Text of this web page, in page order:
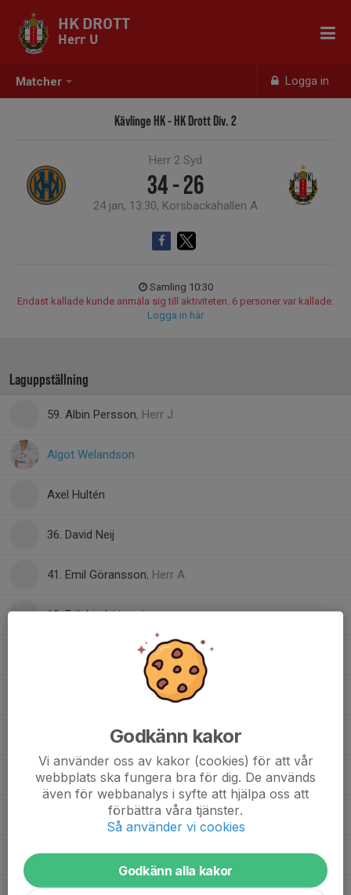
Matcher Logga in
HK DROTT
Herr U
Kävlinge HK - HK Drott Div. 2
Herr 2 Syd
34 - 26
24 jan, 13:30, Korsbackahallen A
Samling 10:30
Endast kallade kunde anmäla sig till aktiviteten. 6 personer var kallade.
Logga in här
Laguppställning
59. Albin Persson, Herr J
Algot Welandson
Axel Hultén
36. David Neij
41. Emil Göransson, Herr A
60. Erik Lind, Herr J
17. Hugo Westergren
Lucas Stjernström
Lukas Waide
Romeo Nielsen , Herr J
62. Simon Isaksson, Herr J
Godkänn kakor
Vi använder oss av kakor (cookies) för att vår
webbplats ska fungera bra för dig. De används
även för webbanalys i syfte att hjälpa oss att
förbättra våra tjänster.
Så använder vi cookies
Godkänn alla kakor